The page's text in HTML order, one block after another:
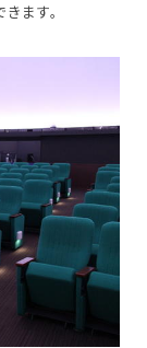
ます。